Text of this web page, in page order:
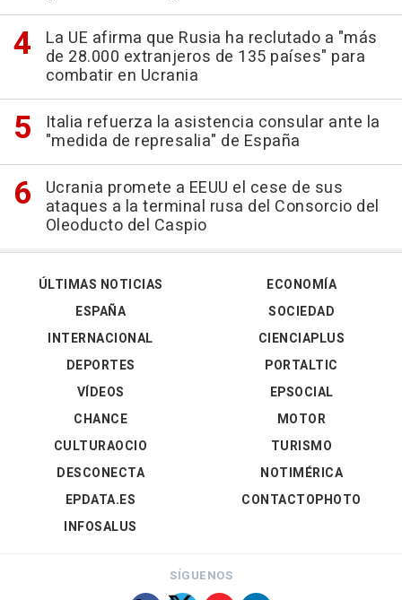
La UE afirma que Rusia ha reclutado a "más
de 28.000 extranjeros de 135 países" para
combatir en Ucrania
Italia refuerza la asistencia consular ante la
"medida de represalia" de España
Ucrania promete a EEUU el cese de sus
ataques a la terminal rusa del Consorcio del
Oleoducto del Caspio
ÚLTIMAS NOTICIAS
ESPAÑA
INTERNACIONAL
DEPORTES
VÍDEOS
ECONOMÍA
SOCIEDAD
CIENCIAPLUS
PORTALTIC
EPSOCIAL
CHANCE
CULTURAOCIO
DESCONECTA
EPDATA.ES
INFOSALUS
MOTOR
TURISMO
NOTIMÉRICA
CONTACTOPHOTO
SÍGUENOS